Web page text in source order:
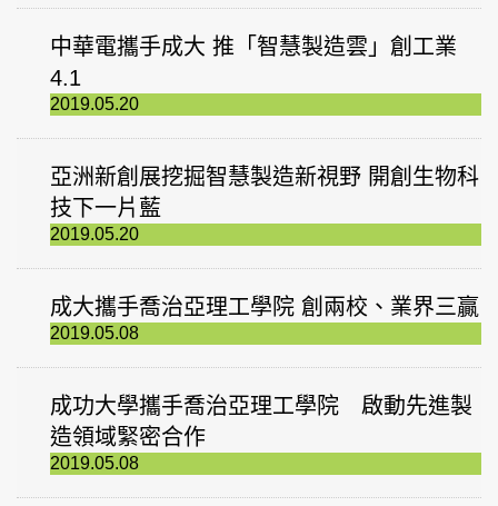
中華電攜手成大 推「智慧製造雲」創工業
4.1
2019.05.20
亞洲新創展挖掘智慧製造新視野 開創生物科
技下一片藍
2019.05.20
成大攜手喬治亞理工學院 創兩校、業界三贏
2019.05.08
成功大學攜手喬治亞理工學院 啟動先進製
造領域緊密合作
2019.05.08